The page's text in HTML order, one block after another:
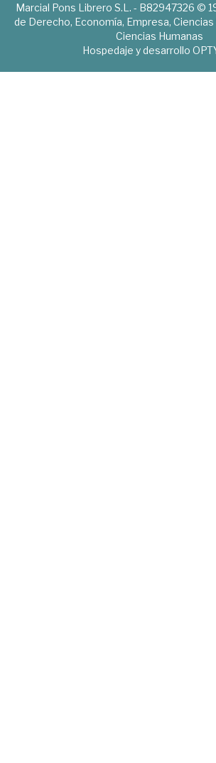
Marcial Pons Librero S.L. - B82947326 ©
de Derecho, Economía, Empresa,
Ciencias Humanas
Hospedaje y desarrollo